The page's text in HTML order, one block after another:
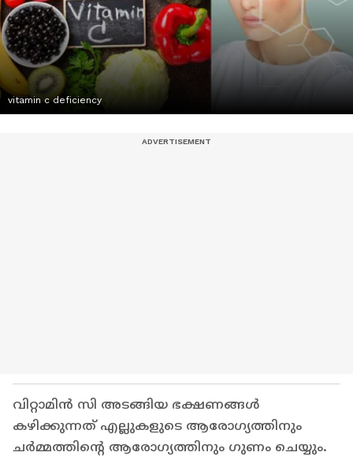
vitamin c deficiency
വിറ്റാമിന്‍ സി അടങ്ങിയ ഭക്ഷണങ്ങള്‍
കഴിക്കുന്നത് എല്ലുകളുടെ ആരോഗ്യത്തിനും
ചര്‍മ്മത്തിന്‍റെ ആരോഗ്യത്തിനും ഗുണം ചെയ്യും.